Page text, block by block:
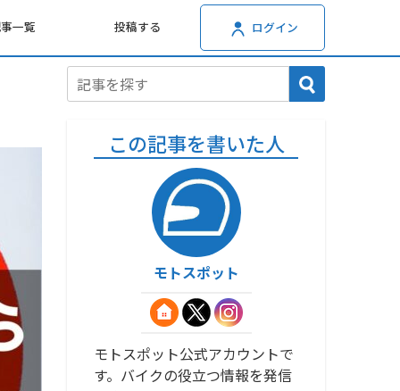
一覧 投稿する ログイン
この記事を書いた人
モトスポット
モトスポット公式アカウントで
す。バイクの役立つ情報を発信